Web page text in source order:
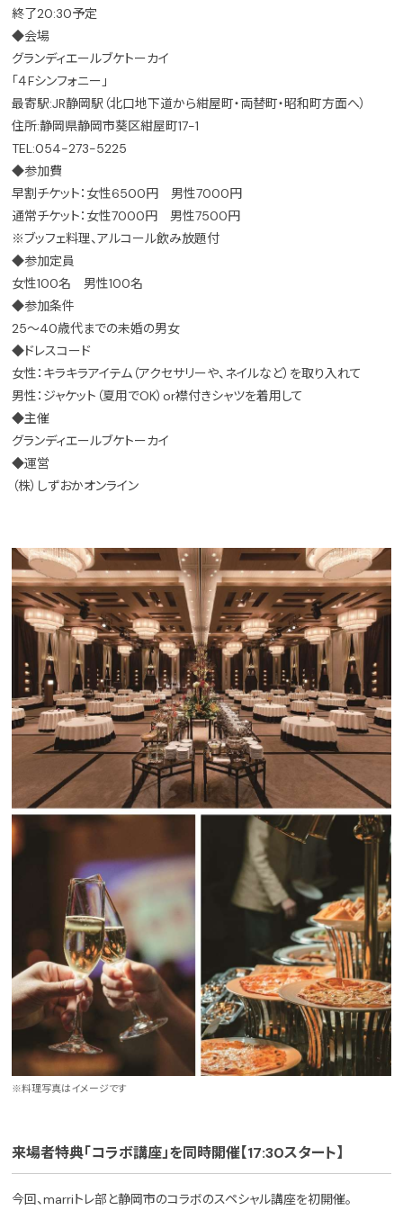
終了20:30予定
◆会場
グランディエールブケトーカイ
「４Fシンフォニー」
最寄駅:JR静岡駅（北口地下道から紺屋町・両替町・昭和町方面へ）
住所:静岡県静岡市葵区紺屋町17-1
TEL:054-273-5225
◆参加費
早割チケット：女性6500円 男性7000円
通常チケット：女性7000円 男性7500円
※ブッフェ料理、アルコール飲み放題付
◆参加定員
女性100名 男性100名
◆参加条件
25～40歳代までの未婚の男女
◆ドレスコード
女性：キラキラアイテム（アクセサリーや、ネイルなど）を取り入れて
男性：ジャケット（夏用でOK）or襟付きシャツを着用して
◆主催
グランディエールブケトーカイ
◆運営
（株）しずおかオンライン
※料理写真はイメージです
来場者特典「コラボ講座」を同時開催【17:30スタート】
今回、marriトレ部と静岡市のコラボのスペシャル講座を初開催。